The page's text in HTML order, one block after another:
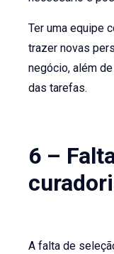
Ter uma equipe
trazer novas
negócio, além
das tarefas.
6 –
A falta de